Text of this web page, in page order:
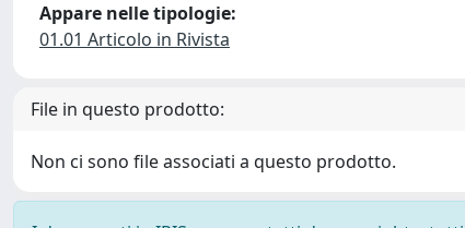
Appare nelle tipologie:
01.01 Articolo in Rivista
File in questo prodotto:
Non ci sono file associati a questo prodotto.